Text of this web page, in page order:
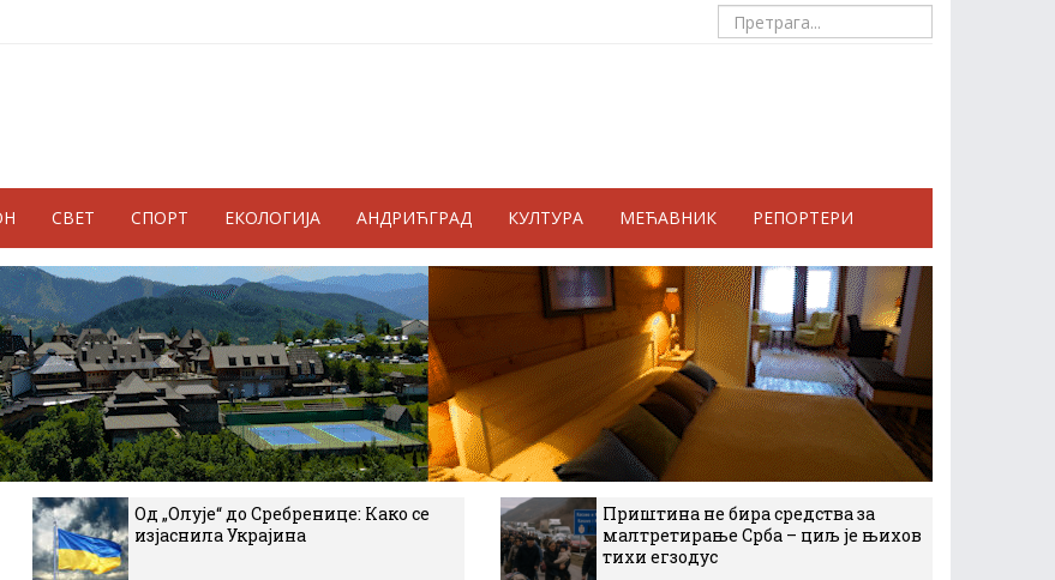
СВЕТ СПОРТ ЕКОЛОГИЈА АНДРИЋГРАД КУЛТУРА МЕЋАВНИК РЕПОРТЕРИ
Од „Олује“ до Сребренице: Како се
изјаснила Украјина
Приштина не бира средства за
малтретирање Срба – циљ је њихов
тихи егзодус